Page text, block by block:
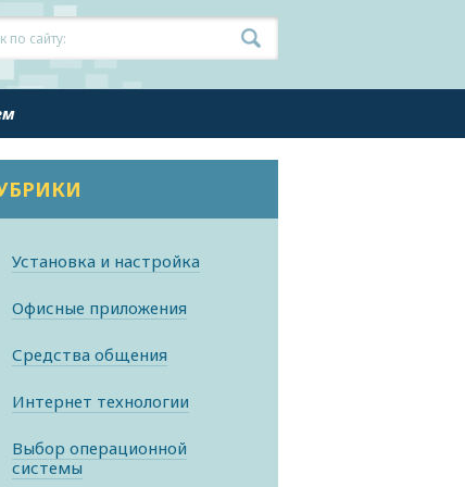
Установка и настройка
Офисные приложения
Средства общения
Интернет технологии
Выбор операционной
системы